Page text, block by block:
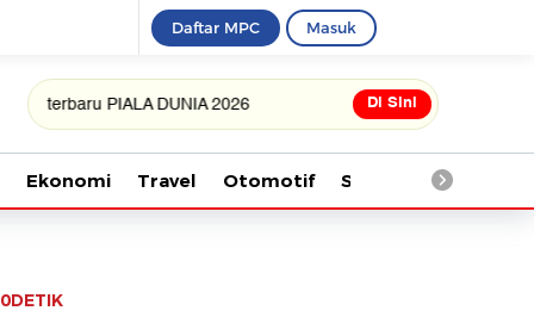
Daftar MPC Masuk
PIALA DUNIA 2026 Di Sini
Ekonomi Travel Otomotif Saintek